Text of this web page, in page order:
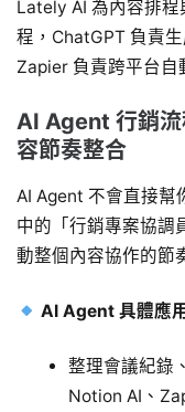
Lately AI 為內容排
程，ChatGPT 負責
Zapier 負責跨平台自
AI Agent 行銷
容節奏整合
AI Agent 不會直接幫
中的「行銷專案協調
動整個內容協作的節
AI Agent 具體應
整理會議紀錄
Notion AI、